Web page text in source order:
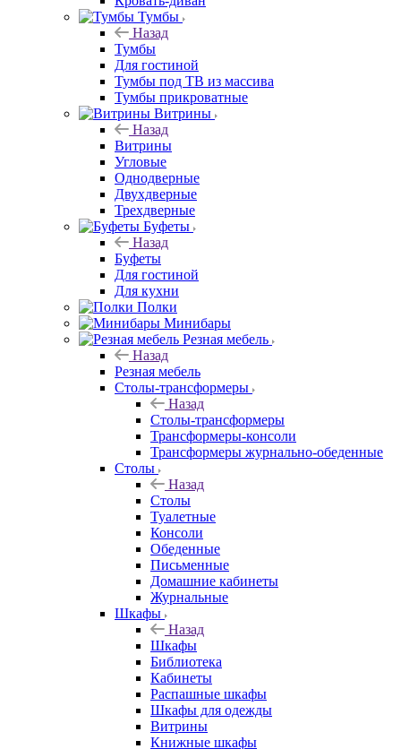
Тумбы
Назад
Тумбы
Для гостиной
Тумбы под ТВ из массива
Тумбы прикроватные
Витрины
Назад
Витрины
Угловые
Однодверные
Двухдверные
Трехдверные
Буфеты
Назад
Буфеты
Для гостиной
Для кухни
Полки
Минибары
Резная мебель
Назад
Резная мебель
Столы-трансформеры
Назад
Столы-трансформеры
Трансформеры-консоли
Трансформеры журнально-обеденные
Столы
Назад
Столы
Туалетные
Консоли
Обеденные
Письменные
Домашние кабинеты
Журнальные
Шкафы
Назад
Шкафы
Библиотека
Кабинеты
Распашные шкафы
Шкафы для одежды
Витрины
Книжные шкафы